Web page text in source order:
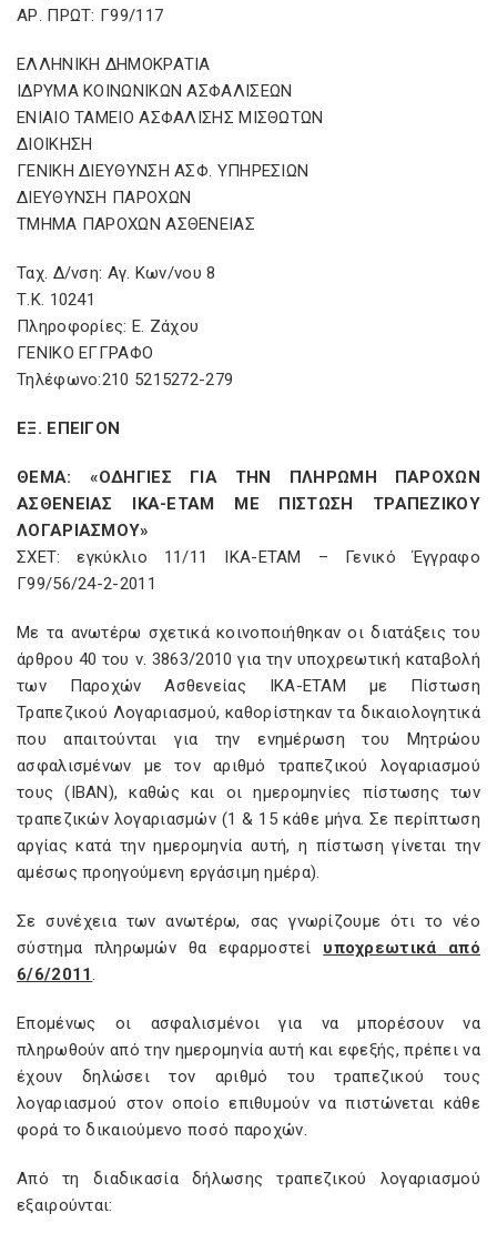
ΑΡ. ΠΡΩΤ: Γ99/117
ΕΛΛΗΝΙΚΗ ΔΗΜΟΚΡΑΤΙΑ
ΙΔΡΥΜΑ ΚΟΙΝΩΝΙΚΩΝ ΑΣΦΑΛΙΣΕΩΝ
ΕΝΙΑΙΟ ΤΑΜΕΙΟ ΑΣΦΑΛΙΣΗΣ ΜΙΣΘΩΤΩΝ
ΔΙΟΙΚΗΣΗ
ΓΕΝΙΚΗ ΔΙΕΥΘΥΝΣΗ ΑΣΦ. ΥΠΗΡΕΣΙΩΝ
ΔΙΕΥΘΥΝΣΗ ΠΑΡΟΧΩΝ
ΤΜΗΜΑ ΠΑΡΟΧΩΝ ΑΣΘΕΝΕΙΑΣ
Ταχ. Δ/νση: Αγ. Κων/νου 8
Τ.Κ. 10241
Πληροφορίες: Ε. Ζάχου
ΓΕΝΙΚΟ ΕΓΓΡΑΦΟ
Τηλέφωνο:210 5215272-279
ΕΞ. ΕΠΕΙΓΟΝ
ΘΕΜΑ: «ΟΔΗΓΙΕΣ ΓΙΑ ΤΗΝ ΠΛΗΡΩΜΗ ΠΑΡΟΧΩΝ
ΑΣΘΕΝΕΙΑΣ ΙΚΑ-ΕΤΑΜ ΜΕ ΠΙΣΤΩΣΗ ΤΡΑΠΕΖΙΚΟΥ
ΛΟΓΑΡΙΑΣΜΟΥ»
ΣΧΕΤ: εγκύκλιο 11/11 ΙΚΑ-ΕΤΑΜ – Γενικό Έγγραφο
Γ99/56/24-2-2011
Με τα ανωτέρω σχετικά κοινοποιήθηκαν οι διατάξεις του
άρθρου 40 του ν. 3863/2010 για την υποχρεωτική καταβολή
των Παροχών Ασθενείας ΙΚΑ-ΕΤΑΜ με Πίστωση
Τραπεζικού Λογαριασμού, καθορίστηκαν τα δικαιολογητικά
που απαιτούνται για την ενημέρωση του Μητρώου
ασφαλισμένων με τον αριθμό τραπεζικού λογαριασμού
τους (ΙΒΑΝ), καθώς και οι ημερομηνίες πίστωσης των
τραπεζικών λογαριασμών (1 & 15 κάθε μήνα. Σε περίπτωση
αργίας κατά την ημερομηνία αυτή, η πίστωση γίνεται την
αμέσως προηγούμενη εργάσιμη ημέρα).
Σε συνέχεια των ανωτέρω, σας γνωρίζουμε ότι το νέο
σύστημα πληρωμών θα εφαρμοστεί υποχρεωτικά από
6/6/2011.
Επομένως οι ασφαλισμένοι για να μπορέσουν να
πληρωθούν από την ημερομηνία αυτή και εφεξής, πρέπει να
έχουν δηλώσει τον αριθμό του τραπεζικού τους
λογαριασμού στον οποίο επιθυμούν να πιστώνεται κάθε
φορά το δικαιούμενο ποσό παροχών.
Από τη διαδικασία δήλωσης τραπεζικού λογαριασμού
εξαιρούνται: